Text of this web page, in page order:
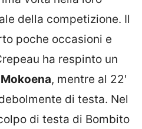
della competizione. Il
poche occasioni e
ha respinto un
Mokoena, mentre al 22′
di testa. Nel
di testa di Bombito